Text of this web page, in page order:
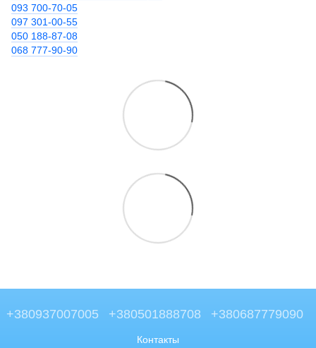
093 700-70-05
097 301-00-55
050 188-87-08
068 777-90-90
+380937007005 +380501888708 +380687779090
Контакты